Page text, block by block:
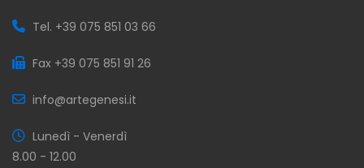
Tel. +39 075 851 03 66
Fax +39 075 851 91 26
info@artegenesi.it
Lunedì - Venerdì
8.00 - 12.00